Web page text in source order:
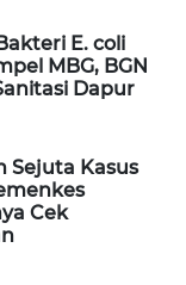
E. coli
MBG, BGN
Dapur
Sejuta Kasus
Cek